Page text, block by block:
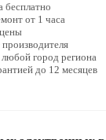
бесплатно
от 1 часа
город региона
до 12 месяцев